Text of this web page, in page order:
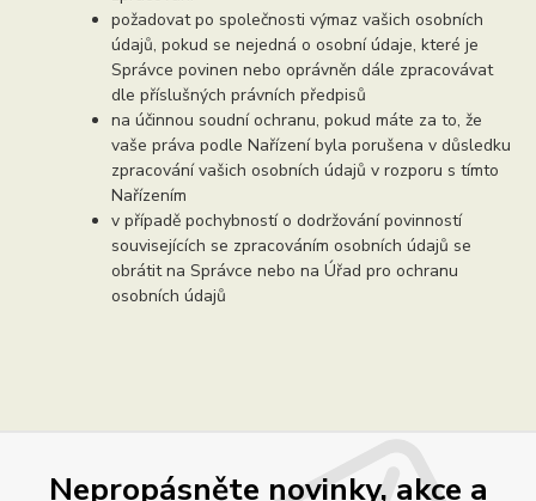
požadovat po společnosti výmaz vašich osobních
údajů, pokud se nejedná o osobní údaje, které je
Správce povinen nebo oprávněn dále zpracovávat
dle příslušných právních předpisů
na účinnou soudní ochranu, pokud máte za to, že
vaše práva podle Nařízení byla porušena v důsledku
zpracování vašich osobních údajů v rozporu s tímto
Nařízením
v případě pochybností o dodržování povinností
souvisejících se zpracováním osobních údajů se
obrátit na Správce nebo na Úřad pro ochranu
osobních údajů
Nepropásněte novinky, akce a